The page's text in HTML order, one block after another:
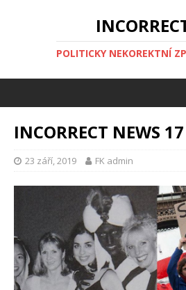
POLITICKY NEKOREKTNÍ
INCORRECT NEWS 17
23 září, 2019 FK admin